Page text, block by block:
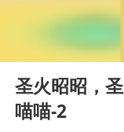
Play
00:00
圣火昭昭，
喵喵-2